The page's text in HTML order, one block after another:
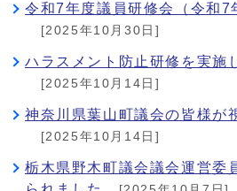
令和7年度議員研修会（令和7
[2025年10月30日]
ハラスメント防止研修を実施
[2025年10月14日]
神奈川県葉山町議会の皆様が
[2025年10月14日]
栃木県野木町議会議会運営委